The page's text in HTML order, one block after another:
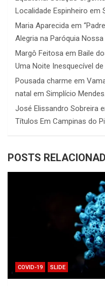
Localidade Espinheiro em
Maria Aparecida em
Alegria na Paróquia
Margô Feitosa em Baile
Uma Noite Inesquecível
Pousada charme em
natal em Simplício Mendes.
José Elissandro Sobreira
Títulos Em Campinas do
POSTS
COVID-19 SLIDE